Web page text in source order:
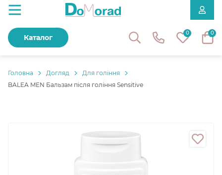
0 0
Каталог
Головнa Догляд
Для гоління
BALEA MEN Бальзам після гоління Sensitive